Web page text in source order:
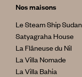
Nos maisons
Le Steam Ship Sudan
Satyagraha House
La Flâneuse du Nil
La Villa Nomade
La Villa Bahia